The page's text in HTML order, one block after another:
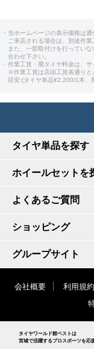
・当ホームページの表示価格は
ご来店される場合は、別途作
また、一部取付けを行ってい
合わせ下さい。
・作業工賃・廃タイヤ料金は、
※作業工賃は店頭工賃表通りと
目安:(タイヤ単品¥2,200/1本、
タイヤ単品を探す
ホイールセットを
よくあるご質問
ショッピング
グループサイト
会社概要 利用規約
タイヤワールド館ベストは
宮城で活躍するプロスポーツを応